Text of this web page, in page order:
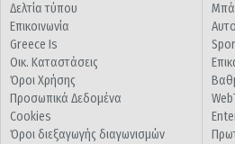
Δελτία τύπου
Επικοινωνία
Greece Is
Οικ. Καταστάσεις
Όροι Χρήσης
Προσωπικά Δεδομένα
Cookies
Όροι διεξαγωγής διαγωνισμών